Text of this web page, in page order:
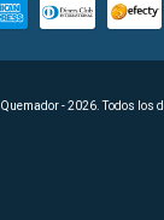
- 2026. Todos los